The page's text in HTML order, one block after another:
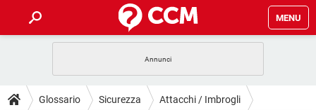
MENU
INTRATTENIMENTO ANDROID
GUIDE
Glossario Sicurezza Attacchi / Imbrogli